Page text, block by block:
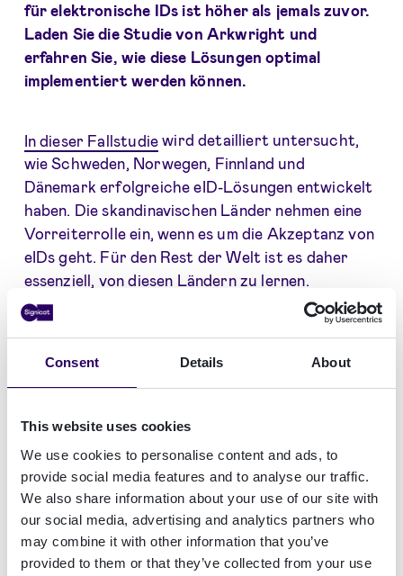
Consent Details About
This website uses cookies
We use cookies to personalise content and ads, to
provide social media features and to analyse our traffic.
We also share information about your use of our site with
our social media, advertising and analytics partners who
may combine it with other information that you’ve
provided to them or that they’ve collected from your use
für elektronische IDs ist höher als jemals zuvor.
Laden Sie die Studie von Arkwright und
erfahren Sie, wie diese Lösungen optimal
implementiert werden können.
In dieser Fallstudie wird detailliert untersucht,
wie Schweden, Norwegen, Finnland und
Dänemark erfolgreiche eID-Lösungen entwickelt
haben. Die skandinavischen Länder nehmen eine
Vorreiterrolle ein, wenn es um die Akzeptanz von
eIDs geht. Für den Rest der Welt ist es daher
essenziell, von diesen Ländern zu lernen.
In dieser Fallstudie erfahren Sie:
Die zahlreichen Vorteile eines erfolgreichen
eID-Systems
vertrauenswürdig umsetzen
Lesen Sie das Whitepaper: Elektronische
Identitätsprogramme für Banken